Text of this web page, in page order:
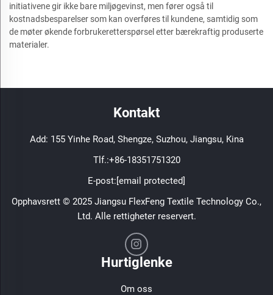
initiativene gir ikke bare miljøgevinst, men fører også til
kostnadsbesparelser som kan overføres til kundene, samtidig som
de møter økende forbrukeretterspørsel etter bærekraftig produserte
materialer.
Kontakt
Add: 155 Yinhe Road, Shengze, Suzhou, Jiangsu, Kina
Tlf.:+86-18351751320
E-post:[email protected]
Opphavsrett © 2025 Jiangsu FlexFeng Textile Technology Co.,
Ltd. Alle rettigheter reservert.
Hurtiglenke
Om oss